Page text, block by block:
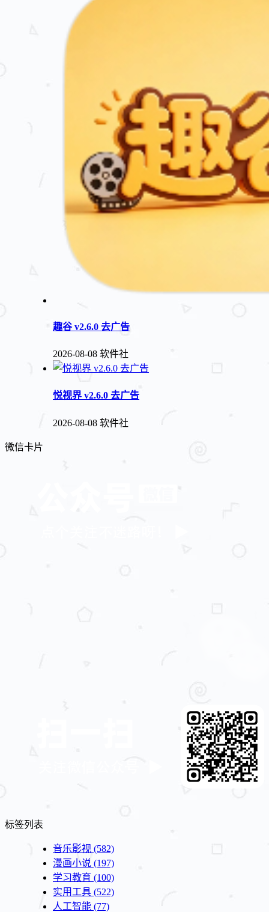
趣谷 v2.6.0 去广告
2026-08-08 软件社
悦视界 v2.6.0 去广告
2026-08-08 软件社
微信卡片
标签列表
音乐影视 (582)
漫画小说 (197)
学习教育 (100)
实用工具 (522)
人工智能 (77)